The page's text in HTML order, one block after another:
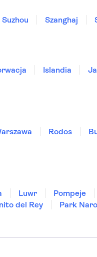
Suzhou Szanghaj
Islandia
Rodos
Luwr Pompeje
del Rey
Park